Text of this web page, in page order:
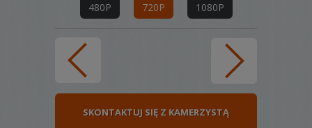
480P 720P 1080P
SKONTAKTUJ SIĘ Z KAMERZYSTĄ